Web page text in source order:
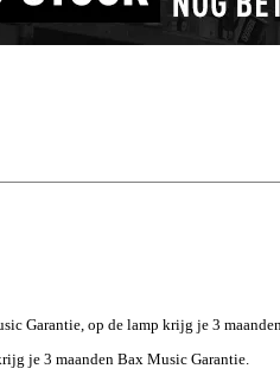
Garantie, op de lamp krijg je 3
je 3 maanden Bax Music Garantie.